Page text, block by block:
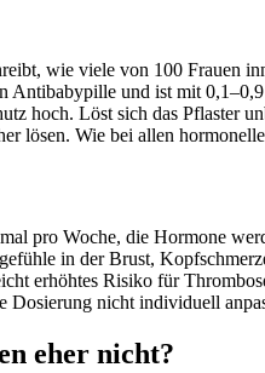
wie viele von 100 Frauen
und ist mit
hoch. Löst sich das Pflaster
lösen. Wie bei allen
pro Woche, die Hormone
in der Brust,
erhöhtes Risiko für
Dosierung nicht individuell
eher nicht?